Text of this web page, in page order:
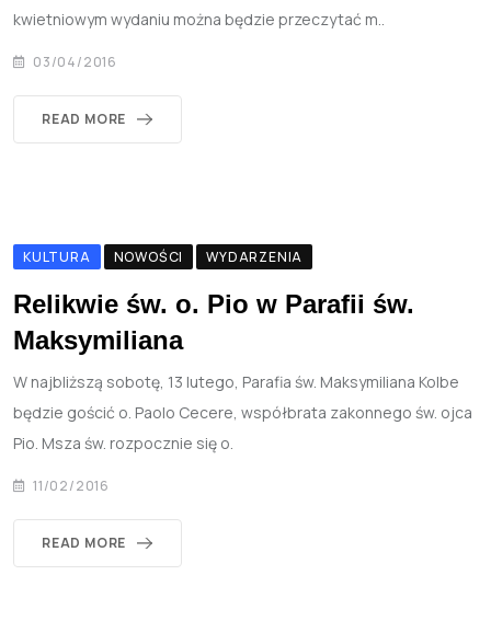
kwietniowym wydaniu można będzie przeczytać m..
03/04/2016
READ MORE
KULTURA NOWOŚCI WYDARZENIA
Relikwie św. o. Pio w Parafii św.
Maksymiliana
W najbliższą sobotę, 13 lutego, Parafia św. Maksymiliana Kolbe
będzie gościć o. Paolo Cecere, współbrata zakonnego św. ojca
Pio. Msza św. rozpocznie się o.
11/02/2016
READ MORE